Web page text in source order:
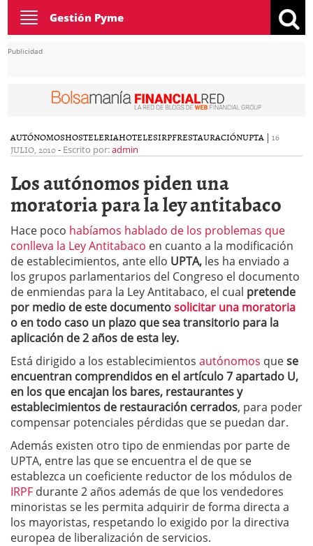
Toggle
navigation
Gestión Pyme
Publicidad
AUTÓNOMOSHOSTELERIAHOTELESIRPFRESTAURACIÓNUPTA | 16
JULIO, 2010- Escrito por:admin
Los autónomos piden una
moratoria para la ley antitabaco
Hace poco habíamos hablado de los problemas que
conlleva la Ley Antitabaco en cuanto a la modificación
de establecimientos, ante ello UPTA, les ha enviado a
los grupos parlamentarios del Congreso el documento
de enmiendas para la Ley Antitabaco, el cual pretende
por medio de este documentosolicitar una moratoria
o en todo caso un plazo que sea transitorio para la
aplicación de 2 años de esta ley.
Está dirigido a los establecimientos autónomos quese
encuentran comprendidos en el artículo 7 apartado U,
en los que encajan los bares, restaurantes y
establecimientos de restauración cerrados, para poder
compensar potenciales pérdidas que se puedan dar.
Además existen otro tipo de enmiendas por parte de
UPTA, entre las que se encuentra el de que se
establezca un coeficiente reductor de los módulos de
IRPF durante 2 años además de que los vendedores
minoristas se les permita adquirir de forma directa a
los mayoristas, respetando lo exigido por la directiva
europea de liberalización de servicios.